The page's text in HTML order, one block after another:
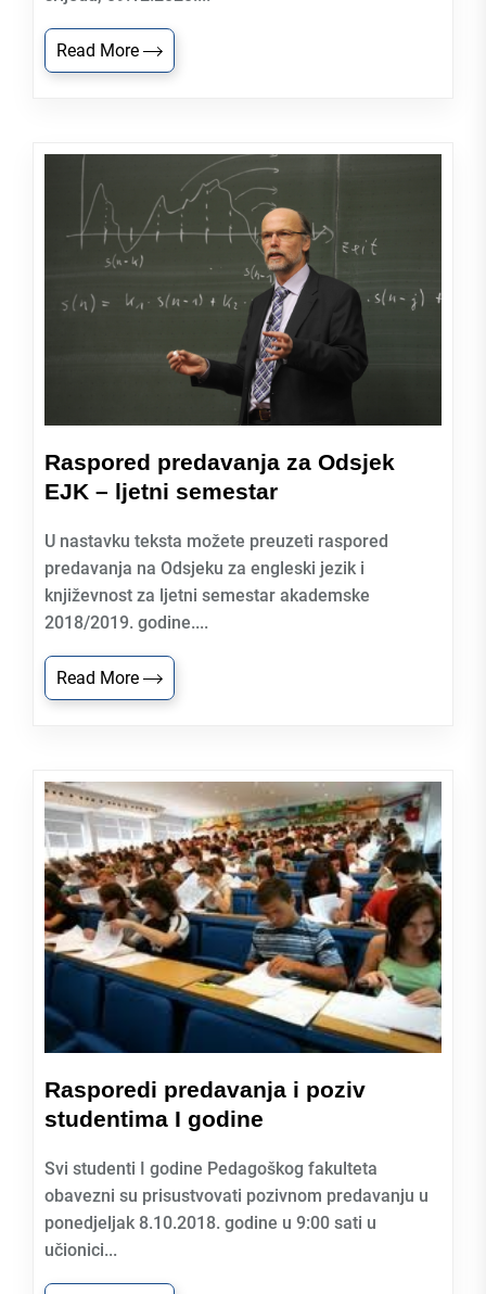
Read More
Raspored predavanja za Odsjek
EJK – ljetni semestar
U nastavku teksta možete preuzeti raspored
predavanja na Odsjeku za engleski jezik i
književnost za ljetni semestar akademske
2018/2019. godine....
Read More
Rasporedi predavanja i poziv
studentima I godine
Svi studenti I godine Pedagoškog fakulteta
obavezni su prisustvovati pozivnom predavanju u
ponedjeljak 8.10.2018. godine u 9:00 sati u
učionici...